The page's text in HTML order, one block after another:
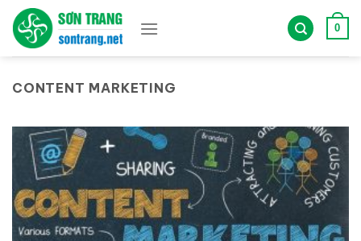
qua
0
CONTENT MARKETING